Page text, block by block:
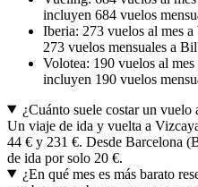
incluyen 684 vuelos
Iberia: 273 vuelos al mes
273 vuelos mensuales a
Volotea: 190 vuelos al
incluyen 190 vuelos
¿Cuánto suele costar un vuelo
Un viaje de ida y vuelta a
44 € y 231 €. Desde Barcelona
de ida por solo 20 €.
¿En qué mes es más barato